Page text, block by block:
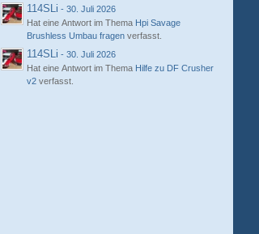
114SLi - 30. Juli 2026
Hat eine Antwort im Thema Hpi Savage
Brushless Umbau fragen verfasst.
114SLi - 30. Juli 2026
Hat eine Antwort im Thema Hilfe zu DF Crusher
v2 verfasst.